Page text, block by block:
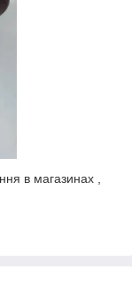
в магазинах ,